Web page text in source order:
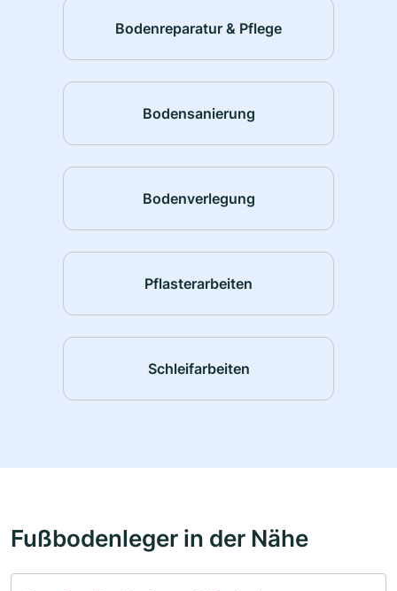
Bodenreparatur & Pflege
Bodensanierung
Bodenverlegung
Pflasterarbeiten
Schleifarbeiten
Fußbodenleger in der Nähe